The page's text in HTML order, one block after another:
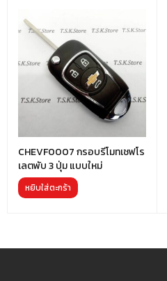
CHEVF0007 กรอบรีโมทเชฟโร
เลตพับ 3 ปุ่ม แบบใหม่
หยิบใส่ตะกร้า